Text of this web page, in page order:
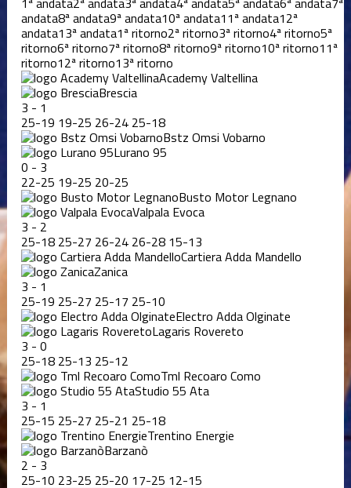
andata8ª andata9ª andata10ª andata11ª andata12ª
andata13ª andata1ª ritorno2ª ritorno3ª ritorno4ª ritorno5ª
ritorno6ª ritorno7ª ritorno8ª ritorno9ª ritorno10ª ritorno11ª
ritorno12ª ritorno13ª ritorno
Academy Valtellina
Brescia
3 - 1
25-19 19-25 26-24 25-18
Bstz Omsi Vobarno
Lurano 95
0 - 3
22-25 19-25 20-25
Busto Motor Legnano
Valpala Evoca
3 - 2
25-18 25-27 26-24 26-28 15-13
Cartiera Adda Mandello
Zanica
3 - 1
25-19 25-27 25-17 25-10
Electro Adda Olginate
Lagaris Rovereto
3 - 0
25-18 25-13 25-12
Tml Recoaro Como
Studio 55 Ata
3 - 1
25-15 25-27 25-21 25-18
Trentino Energie
Barzanò
2 - 3
25-10 23-25 25-20 17-25 12-15